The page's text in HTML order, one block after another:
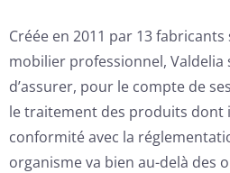
Créée en 2011 par 13
mobilier professionnel, Valdelia
d’assurer, pour le compte de
le traitement des produits dont
conformité avec la
organisme va bien au-delà des